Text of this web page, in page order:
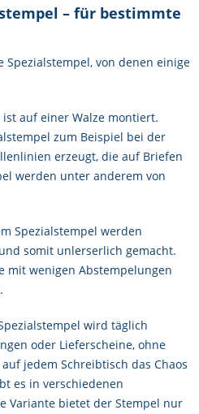
– für bestimmte
Spezialstempel, von denen einige
ist auf einer Walze montiert.
zum Beispiel bei der
erzeugt, die auf Briefen
werden unter anderem von
Spezialstempel werden
somit unlerserlich gemacht.
mit wenigen Abstempelungen
wird täglich
oder Lieferscheine, ohne
jedem Schreibtisch das Chaos
es in verschiedenen
Variante bietet der Stempel nur